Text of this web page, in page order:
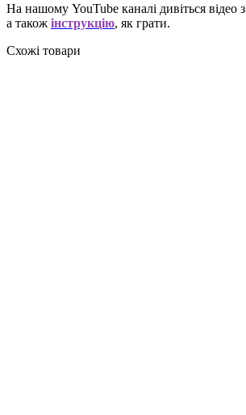
На нашому YouTube каналі дивіться відео з
а також інструкцію, як грати.
Схожі товари